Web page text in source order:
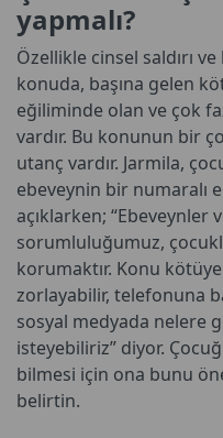
yapmalı?
Özellikle cinsel saldırı
konuda, başına gelen
eğiliminde olan ve çok
vardır. Bu konunun bir
utanç vardır. Jarmila,
ebeveynin bir numaralı
açıklarken;
sorumluluğumuz,
korumaktır. Konu
zorlayabilir, telefonuna
sosyal medyada nelere
isteyebiliriz” diyor.
bilmesi için ona bunu
belirtin.